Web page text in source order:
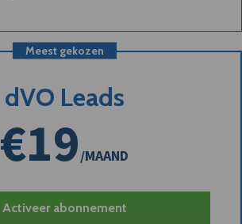
Meest gekozen
dVO Leads
€19/MAAND
Activeer abonnement